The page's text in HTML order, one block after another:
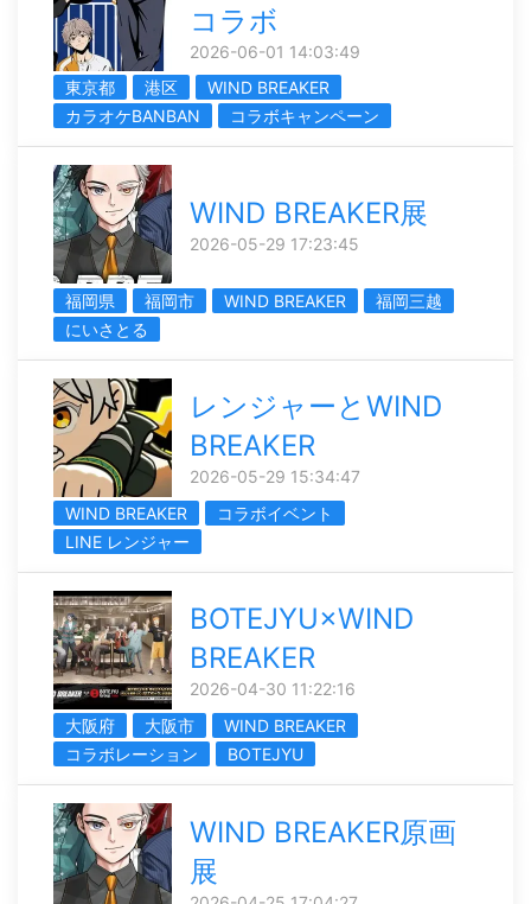
コラボ
2026-06-01 14:03:49
東京都
港区
WIND BREAKER
カラオケBANBAN
コラボキャンペーン
WIND BREAKER展
2026-05-29 17:23:45
福岡県 福岡市 WIND BREAKER
福岡三越
にいさとる
レンジャーとWIND
BREAKER
2026-05-29 15:34:47
WIND BREAKER
コラボイベント
LINE レンジャー
BOTEJYU×WIND
BREAKER
2026-04-30 11:22:16
大阪府
大阪市
WIND BREAKER
コラボレーション
BOTEJYU
WIND BREAKER原画
展